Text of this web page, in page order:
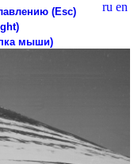
ru en
(Esc)
мыши)